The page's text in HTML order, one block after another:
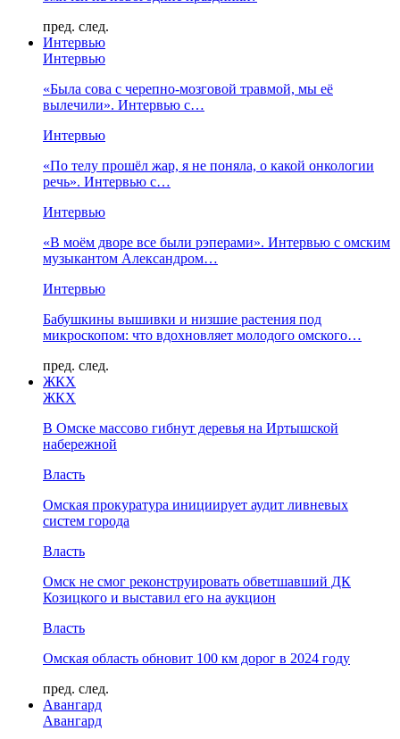
пред. след.
Интервью
Интервью
«Была сова с черепно-мозговой травмой, мы её
вылечили». Интервью с…
Интервью
«По телу прошёл жар, я не поняла, о какой онкологии
речь». Интервью с…
Интервью
«В моём дворе все были рэперами». Интервью с омским
музыкантом Александром…
Интервью
Бабушкины вышивки и низшие растения под
микроскопом: что вдохновляет молодого омского…
пред. след.
ЖКХ
ЖКХ
В Омске массово гибнут деревья на Иртышской
набережной
Власть
Омская прокуратура инициирует аудит ливневых
систем города
Власть
Омск не смог реконструировать обветшавший ДК
Козицкого и выставил его на аукцион
Власть
Омская область обновит 100 км дорог в 2024 году
пред. след.
Авангард
Авангард